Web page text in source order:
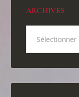
ARCHIVES